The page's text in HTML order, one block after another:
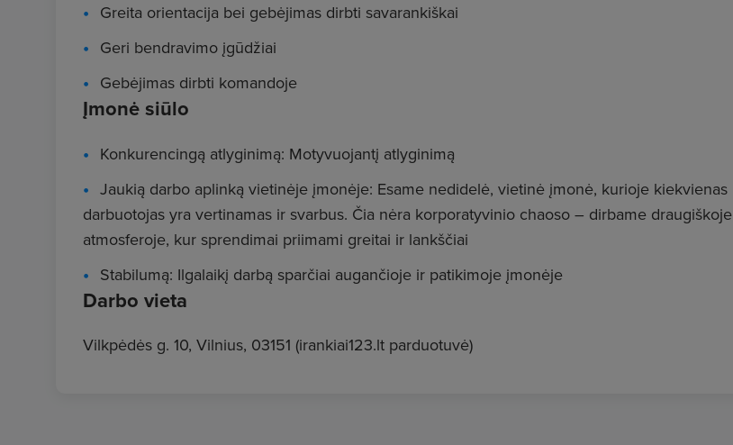
Greita orientacija bei gebėjimas dirbti savarankiškai
Geri bendravimo įgūdžiai
Gebėjimas dirbti komandoje
Įmonė siūlo
Konkurencingą atlyginimą: Motyvuojantį atlyginimą
Jaukią darbo aplinką vietinėje įmonėje: Esame nedidelė, vietinė įmonė, kurioje kiekvienas
darbuotojas yra vertinamas ir svarbus. Čia nėra korporatyvinio chaoso – dirbame draugiškoje
atmosferoje, kur sprendimai priimami greitai ir lankščiai
Stabilumą: Ilgalaikį darbą sparčiai augančioje ir patikimoje įmonėje
Darbo vieta
Vilkpėdės g. 10, Vilnius, 03151 (irankiai123.lt parduotuvė)